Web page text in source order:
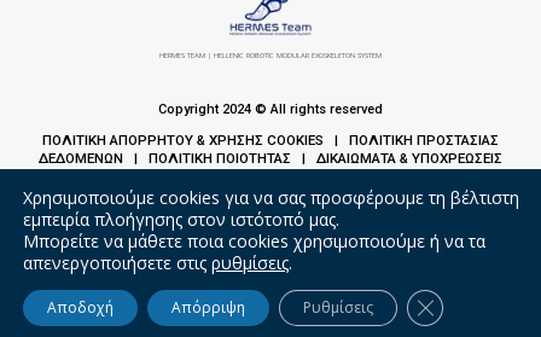
HERMES TEAM | HELLENIC ROBOTIC MODULAR EXOSKELETON SYSTEM
Copyright 2024 © All rights reserved
ΠΟΛΙΤΙΚΗ ΑΠΟΡΡΗΤΟΥ & ΧΡΗΣΗΣ COOKIES | ΠΟΛΙΤΙΚΗ ΠΡΟΣΤΑΣΙΑΣ
ΔΕΔΟΜΕΝΩΝ | ΠΟΛΙΤΙΚΗ ΠΟΙΟΤΗΤΑΣ | ΔΙΚΑΙΩΜΑΤΑ & ΥΠΟΧΡΕΩΣΕΙΣ
Χρησιμοποιούμε cookies για να σας προσφέρουμε τη βέλτιστη
εμπειρία πλοήγησης στον ιστότοπό μας.
Μπορείτε να μάθετε ποια cookies χρησιμοποιούμε ή να τα
απενεργοποιήσετε στις ρυθμίσεις.
Αποδοχή Απόρριψη Ρυθμίσεις Κλείσιμο του